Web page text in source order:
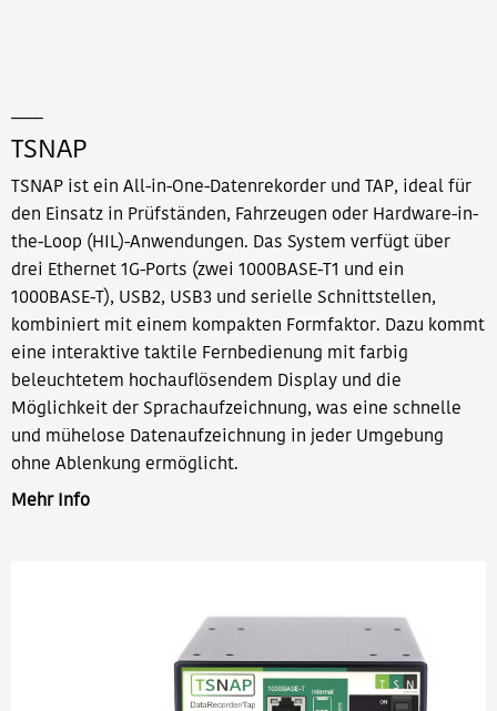
TSNAP
TSNAP ist ein All-in-One-Datenrekorder und TAP, ideal für
den Einsatz in Prüfständen, Fahrzeugen oder Hardware-in-
the-Loop (HIL)-Anwendungen. Das System verfügt über
drei Ethernet 1G-Ports (zwei 1000BASE-T1 und ein
1000BASE-T), USB2, USB3 und serielle Schnittstellen,
kombiniert mit einem kompakten Formfaktor. Dazu kommt
eine interaktive taktile Fernbedienung mit farbig
beleuchtetem hochauflösendem Display und die
Möglichkeit der Sprachaufzeichnung, was eine schnelle
und mühelose Datenaufzeichnung in jeder Umgebung
ohne Ablenkung ermöglicht.
Mehr Info